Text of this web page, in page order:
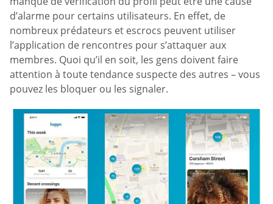
d’alarme pour certains utilisateurs. En effet, de
nombreux prédateurs et escrocs peuvent utiliser
l’application de rencontres pour s’attaquer aux
membres. Quoi qu’il en soit, les gens doivent faire
attention à toute tendance suspecte des autres – vous
pouvez les bloquer ou les signaler.